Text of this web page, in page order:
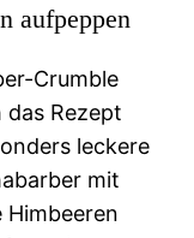
aufpeppen
Crumble
das Rezept
leckere
mit